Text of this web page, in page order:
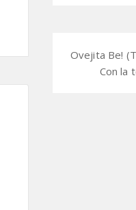
Ovejita Be!
Con la